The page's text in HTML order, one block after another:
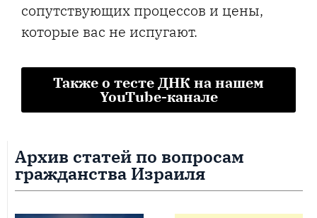
сопутствующих процессов и цены,
которые вас не испугают.
Также о тесте ДНК на нашем
YouTube-канале
Архив статей по вопросам
гражданства Израиля